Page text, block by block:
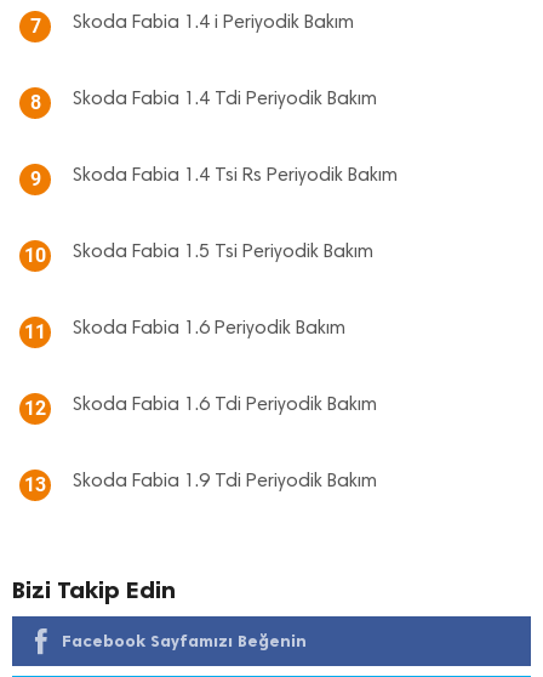
7 Skoda Fabia 1.4 i Periyodik Bakım
8 Skoda Fabia 1.4 Tdi Periyodik Bakım
9 Skoda Fabia 1.4 Tsi Rs Periyodik Bakım
10 Skoda Fabia 1.5 Tsi Periyodik Bakım
11 Skoda Fabia 1.6 Periyodik Bakım
12 Skoda Fabia 1.6 Tdi Periyodik Bakım
13 Skoda Fabia 1.9 Tdi Periyodik Bakım
Bizi Takip Edin
Facebook Sayfamızı Beğenin